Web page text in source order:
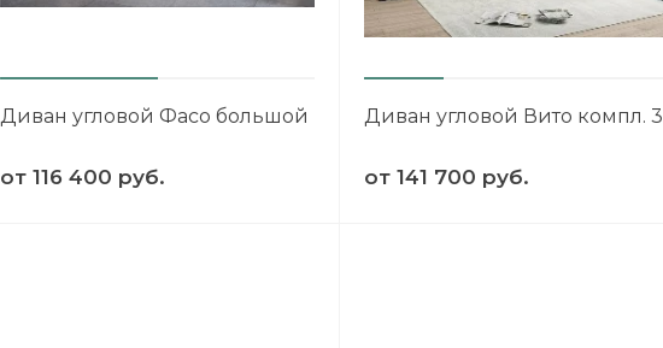
Диван угловой Фасо большой
от 116 400 руб.
Диван угловой Вито компл. 3
от141 700 руб.